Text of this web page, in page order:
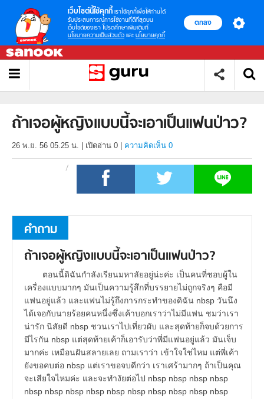
เว็บไซต์นี้ใช้คุกกี้ เราใช้คุกกี้เพื่อให้ท่านได้
รับประสบการณ์การใช้งานที่ดีที่สุดบน
เว็บไซต์ของเรา โปรดศึกษาเพิ่มเติมที่
นโยบายความเป็นส่วนตัว และ นโยบายคุกกี้
ตกลง
ถ้าเจอผู้หญิงแบบนี้จะเอาเป็นแฟนป่าว?
26 พ.ย. 56 05.25 น. เปิดอ่าน 0 ความคิดเห็น 0
คำถาม
ถ้าเจอผู้หญิงแบบนี้จะเอาเป็นแฟนป่าว?
ตอนนี้ดิฉันกำลังเรียนมหาลัยอยู่น่ะค่ะ เป็นคนที่ชอบผู้ใน
เครื่องแบบมากๆ มันเป็นความรู้สึกที่บรรยายไม่ถูกจริงๆ คือมี
แฟนอยู่แล้ว และแฟนไม่รู้ถึงการกระทำของดิฉัน nbsp วันนึง
ได้เจอกับนายร้อยคนหนึ่งซึ่งเค้าบอกเราว่าไม่มีแฟน ชมว่าเรา
น่ารัก นิสัยดี nbsp ชวนเราไปเที่ยวผับ และสุดท้ายก็จบด้วยการ
มีไรกัน nbsp แต่สุดท้ายเค้าก็เอารับว่าพี่มีแฟนอยู่แล้ว มันเจ็บ
มากค่ะ เหมือนฝันสลายเลย ถามเราว่า เข้าใจใช่ไหม แต่พี่เค้า
ยังขอคบต่อ nbsp แต่เราขอจบดีกว่า เราเศร้ามากๆ ถ้าเป็นคุณ
จะเสียใจไหมค่ะ และจะทำงัยต่อไป nbsp nbsp nbsp nbsp
nbsp nbsp nbsp nbsp nbsp nbsp nbsp nbsp nbsp nbsp